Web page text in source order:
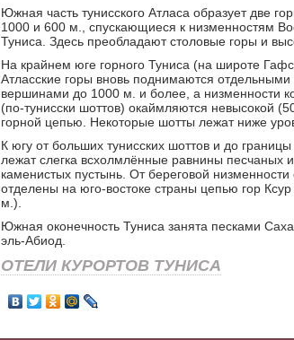
Южная часть тунисского Атласа образует две
1000 и 600 м., спускающиеся к низменностям
Туниса. Здесь преобладают столовые горы и
На крайнем юге горного Туниса (на широте
Атласские горы вновь поднимаются отдельными
вершинами до 1000 м. и более, а низменности
(по-тунисски шоттов) окаймляются невысокой
горной цепью. Некоторые шотты лежат ниже
К югу от больших тунисских шоттов и до
лежат слегка всхолмлённые равнины песчаных и
каменистых пустынь. От береговой низменности
отделены на юго-востоке страны цепью гор
м.).
Южная оконечность Туниса занята песками
эль-Абиод.
ОТЕЛИ КУРОРТОВ ТУНИСА